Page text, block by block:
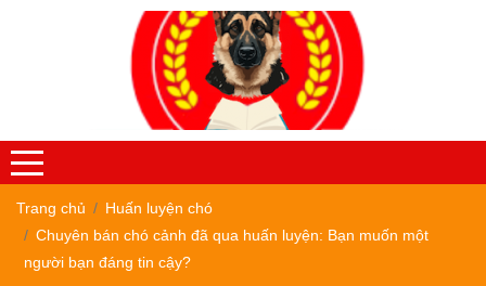
Trang chủ
Huấn luyện chó
Chuyên bán chó cảnh đã qua huấn luyện: Bạn muốn một
người bạn đáng tin cậy?